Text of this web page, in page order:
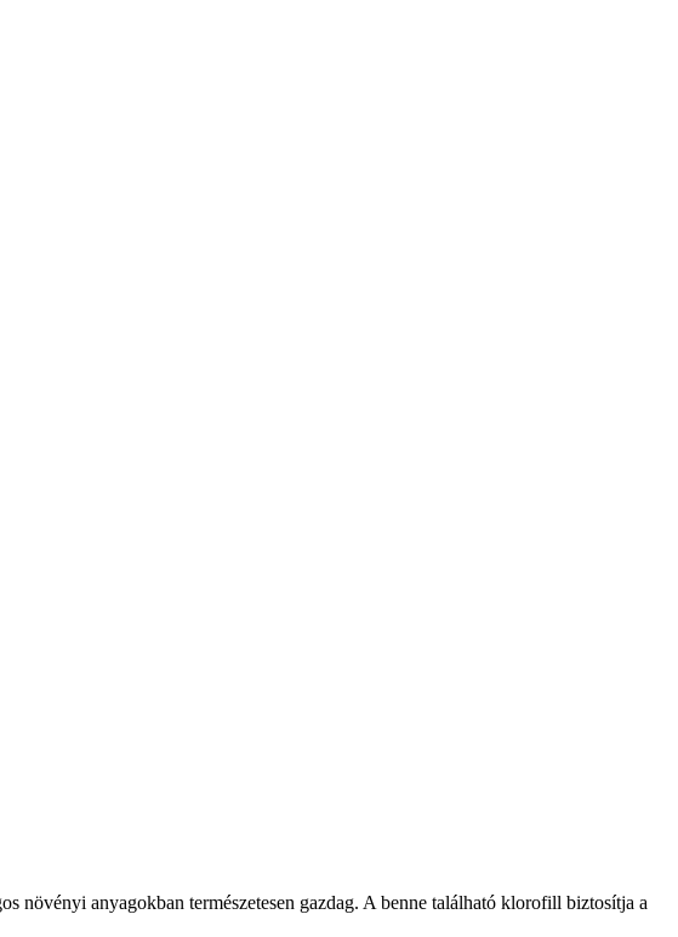
növényi anyagokban természetesen gazdag. A benne található klorofill biztosítja a